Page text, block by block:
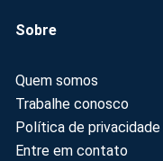
Sobre
Quem somos
Trabalhe conosco
Política de privacidade
Entre em contato